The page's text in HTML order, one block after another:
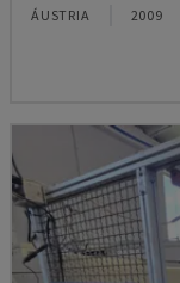
ÁUSTRIA 2009